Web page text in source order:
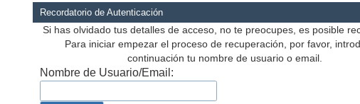
Recordatorio de Autenticación
Si has olvidado tus detalles de acceso, no te preocupes, es posible
Para iniciar empezar el proceso de recuperación, por favor,
continuación tu nombre de usuario o email.
Nombre de Usuario/Email: